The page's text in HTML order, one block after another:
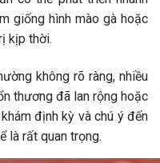
giống hình mào gà hoặc
kịp thời.
không rõ ràng, nhiều
thương đã lan rộng hoặc
định kỳ và chú ý đến
là rất quan trọng.